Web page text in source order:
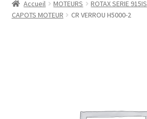
Mon compte
Accueil MOTEURS ROTAX SERIE 915IS
CAPOTS MOTEUR
CR VERROU H5000-2